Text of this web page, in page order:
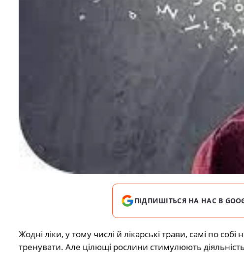
ПІДПИШІТЬСЯ НА НАС В
Жодні ліки, у тому числі й лікарські трави, самі по
тренувати. Але цілющі рослини стимулюють